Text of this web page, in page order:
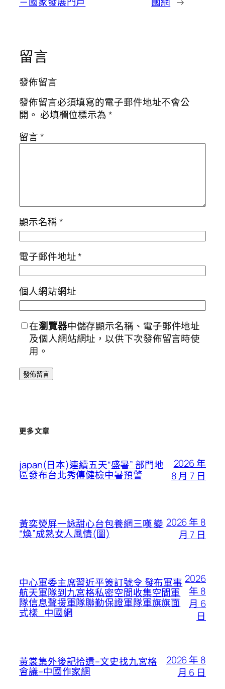
留言
發佈留言
發佈留言必須填寫的電子郵件地址不會公
開。 必填欄位標示為*
留言*
顯示名稱*
電子郵件地址*
個人網站網址
在瀏覽器中儲存顯示名稱、電子郵件地址
及個人網站網址，以供下次發佈留言時使
用。
更多文章
japan(日本)連續五天“盛暑” 部門地
區發布台北秀傳健檢中暑預警
2026 年
8 月 7 日
黃奕熒屏一詠甜心台包養網三嘆 變
“煥”成熟女人風情(圖)
2026 年 8
月 7 日
中心軍委主席習近平簽訂號令 發布軍事
航天軍隊到九宮格私密空間收集空間軍
隊信息聲援軍隊聯勤保證軍隊軍旗旗面
式樣_中國網
2026
年 8
月 6
日
黃裳集外後記拾遺–文史找九宮格
會議–中國作家網
2026 年 8
月 6 日